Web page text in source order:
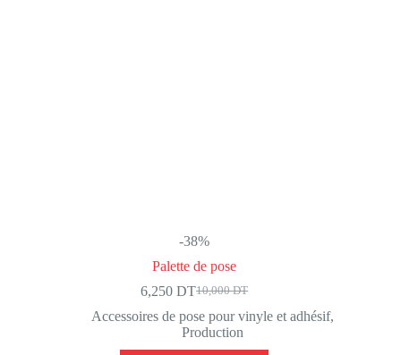
-38%
Palette de pose
10,000DT
Le
prix
initial
6,250DTLe
prix
actuel
Accessoires de pose pour vinyle et adhésif,
Production